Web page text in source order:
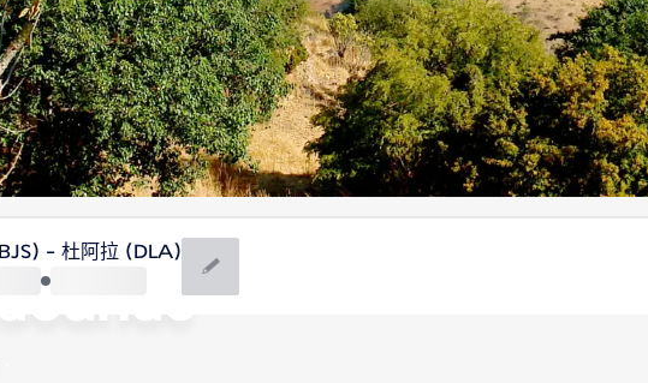
- 杜阿拉 (DLA)